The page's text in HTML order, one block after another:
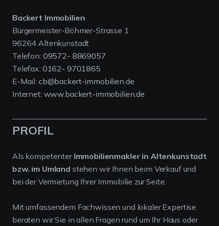
Backert Immobilien
Bürgermeister-Böhmer-Strasse 1
96264 Altenkunstadt
Telefon: 09572- 8869057
Telefax: 0162- 9701865
E-Mail: cb@backert-immobilien.de
Internet: www.backert-immobilien.de
PROFIL
Als kompetenter Immobilienmakler in Altenkunstadt
bzw. im Umland stehen wir Ihnen beim Verkauf und
bei der Vermietung Ihrer Immobilie zur Seite.
Mit umfassendem Fachwissen und lokaler Expertise
beraten wir Sie in allen Fragen rund um Ihr Haus oder